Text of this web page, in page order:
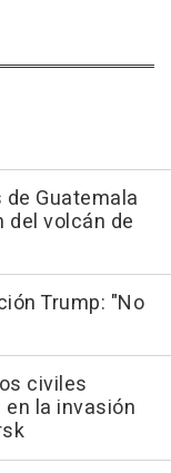
Guatemala
del volcán de
Trump: "No
civiles
la invasión